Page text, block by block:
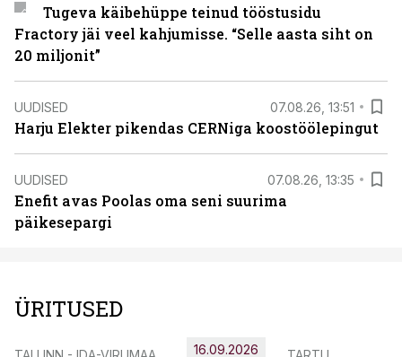
Tugeva käibehüppe teinud tööstusidu
Fractory jäi veel kahjumisse. “Selle aasta siht on
20 miljonit”
UUDISED 07.08.26, 13:51
Harju Elekter pikendas CERNiga koostöölepingut
UUDISED 07.08.26, 13:35
Enefit avas Poolas oma seni suurima
päikesepargi
ÜRITUSED
16.09.2026